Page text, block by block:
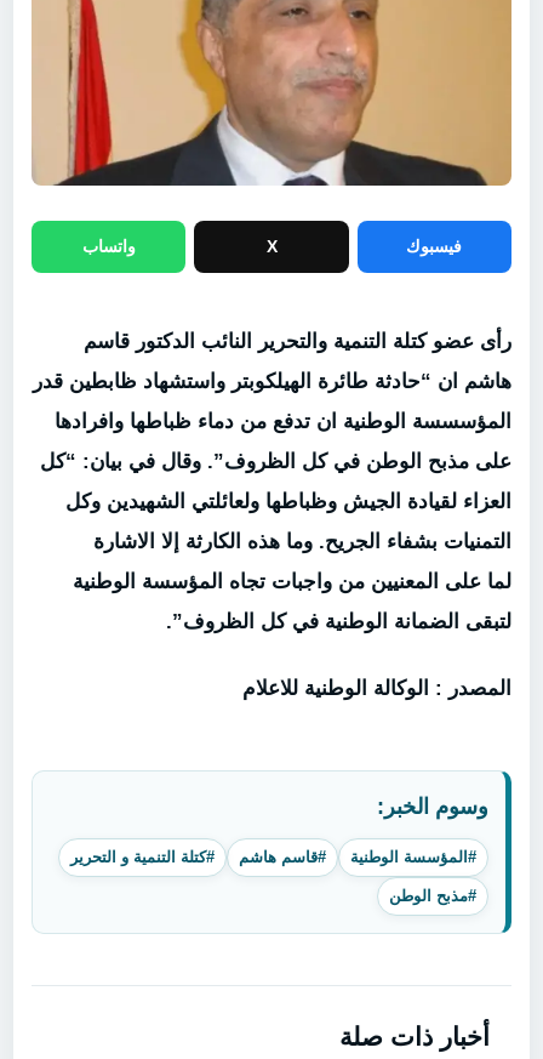
فيسبوك X واتساب
رأى عضو كتلة التنمية والتحرير النائب الدكتور قاسم
هاشم ان “حادثة طائرة الهيلكوبتر واستشهاد ظابطين قدر
المؤسسسة الوطنية ان تدفع من دماء ظباطها وافرادها
على مذبح الوطن في كل الظروف”. وقال في بيان: “كل
العزاء لقيادة الجيش وظباطها ولعائلتي الشهيدين وكل
التمنيات بشفاء الجريح. وما هذه الكارثة إلا الاشارة
لما على المعنيين من واجبات تجاه المؤسسة الوطنية
لتبقى الضمانة الوطنية في كل الظروف”.
المصدر : الوكالة الوطنية للاعلام
وسوم الخبر:
#المؤسسة الوطنية #قاسم هاشم #كتلة التنمية و التحرير
#مذبح الوطن
أخبار ذات صلة